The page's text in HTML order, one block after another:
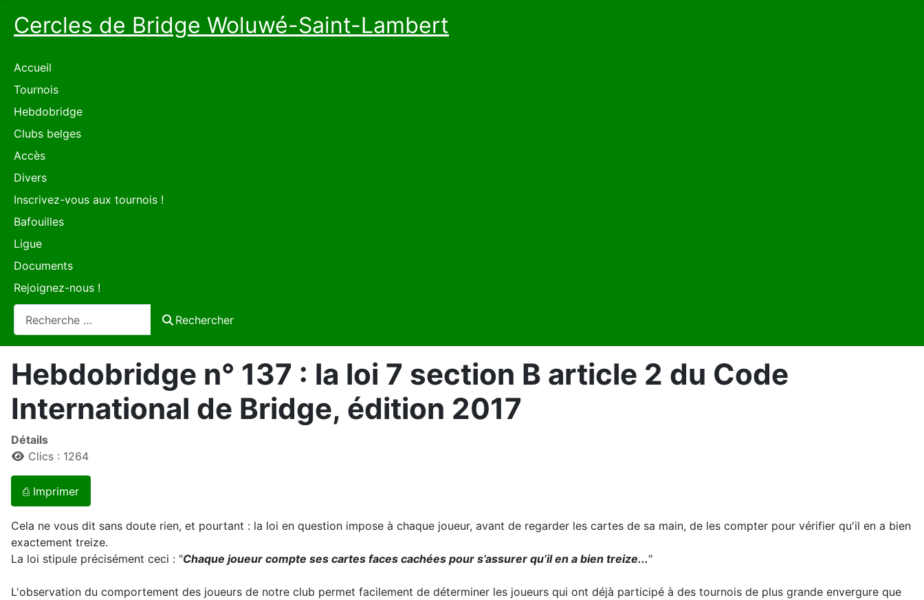
Cercles de Bridge Woluwé-Saint-Lambert
Accueil
Tournois
Hebdobridge
Clubs belges
Accès
Divers
Inscrivez-vous aux tournois !
Bafouilles
Ligue
Documents
Rejoignez-nous !
Rechercher
Hebdobridge n° 137 : la loi 7 section B article 2 du Code
International de Bridge, édition 2017
Détails
Clics : 1264
⎙ Imprimer
Cela ne vous dit sans doute rien, et pourtant : la loi en question impose à chaque joueur, avant de regarder les cartes de sa main, de les compter pour vérifier qu'il en a bien
exactement treize.
La loi stipule précisément ceci : "Chaque joueur compte ses cartes faces cachées pour s’assurer qu’il en a bien treize..."
L'observation du comportement des joueurs de notre club permet facilement de déterminer les joueurs qui ont déjà participé à des tournois de plus grande envergure que